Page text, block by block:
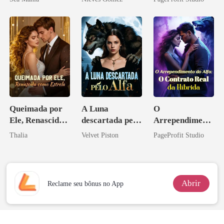
Queimada por
Ele, Renascida
como Estrela
Thalia
A Luna
descartada pelo
Alfa
Velvet Piston
O
Arrependiment
o do Alfa: O
PageProfit Studio
Reclame seu bônus no App Abrir